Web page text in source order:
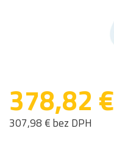
378,82 €
307,98 € bez DPH